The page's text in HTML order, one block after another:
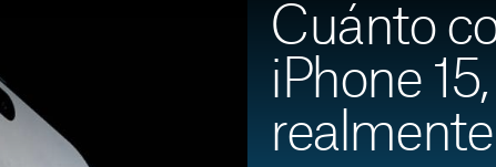
Cuánto
iPhone